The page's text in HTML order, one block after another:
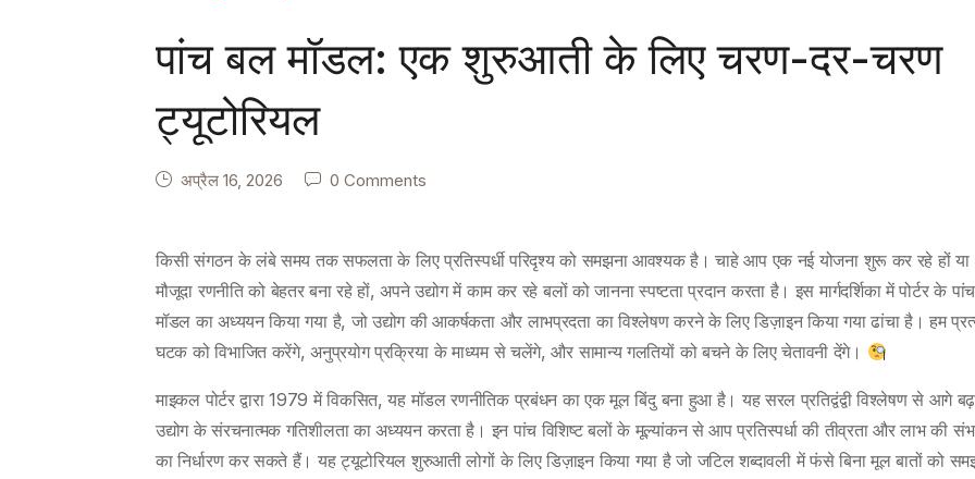
पांच बल मॉडल: एक शुरुआती के लिए चरण-दर-चरण
ट्यूटोरियल
अप्रैल 16, 2026 0 Comments
किसी संगठन के लंबे समय तक सफलता के लिए प्रतिस्पर्धी परिदृश्य को समझना आवश्यक है। चाहे आप एक नई योजना शुरू कर रहे हों या
मौजूदा रणनीति को बेहतर बना रहे हों, अपने उद्योग में काम कर रहे बलों को जानना स्पष्टता प्रदान करता है। इस मार्गदर्शिका में पोर्टर के
मॉडल का अध्ययन किया गया है, जो उद्योग की आकर्षकता और लाभप्रदता का विश्लेषण करने के लिए डिज़ाइन किया गया ढांचा है। हम
घटक को विभाजित करेंगे, अनुप्रयोग प्रक्रिया के माध्यम से चलेंगे, और सामान्य गलतियों को बचने के लिए चेतावनी देंगे।
माइकल पोर्टर द्वारा 1979 में विकसित, यह मॉडल रणनीतिक प्रबंधन का एक मूल बिंदु बना हुआ है। यह सरल प्रतिद्वंद्वी विश्लेषण से आगे
उद्योग के संरचनात्मक गतिशीलता का अध्ययन करता है। इन पांच विशिष्ट बलों के मूल्यांकन से आप प्रतिस्पर्धा की तीव्रता और लाभ की
का निर्धारण कर सकते हैं। यह ट्यूटोरियल शुरुआती लोगों के लिए डिज़ाइन किया गया है जो जटिल शब्दावली में फंसे बिना मूल बातों को